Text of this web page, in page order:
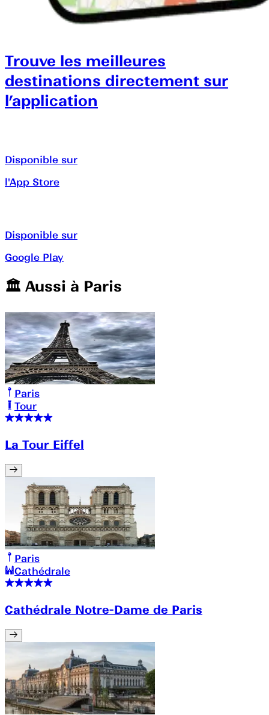
Trouve les meilleures
destinations directement sur
l’application
Disponible sur
l'App Store
Disponible sur
Google Play
🏛️️ Aussi à Paris
Paris
Tour
La Tour Eiffel
Paris
Cathédrale
Cathédrale Notre-Dame de Paris